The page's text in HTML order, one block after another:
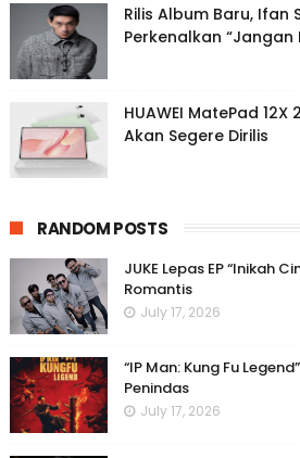
Rilis Album Baru, Ifan
Perkenalkan “Jangan
HUAWEI MatePad
Akan Segere Dirilis
RANDOM POSTS
JUKE Lepas EP “Inikah
Romantis
July 17, 2026
“IP Man: Kung Fu
Penindas
July 17, 2026